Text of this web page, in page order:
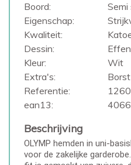
Boord:
Semi
Eigenschap:
Kwaliteit:
Dessin:
Effen
Kleur:
Wit
Extra's:
Referentie:
ean13:
Beschrijving
OLYMP hemden in uni-
voor de zakelijke